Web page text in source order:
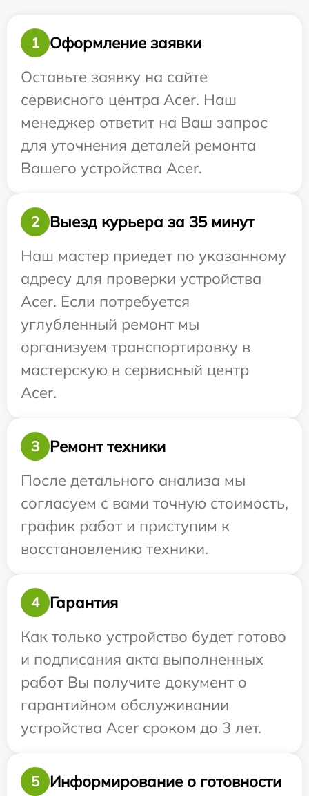
1
Оформление заявки
Оставьте заявку на сайте
сервисного центра Acer. Наш
менеджер ответит на Ваш запрос
для уточнения деталей ремонта
Вашего устройства Acer.
2
Выезд курьера за 35 минут
Наш мастер приедет по указанному
адресу для проверки устройства
Acer. Если потребуется
углубленный ремонт мы
организуем транспортировку в
мастерскую в сервисный центр
Acer.
3
Ремонт техники
После детального анализа мы
согласуем с вами точную стоимость,
график работ и приступим к
восстановлению техники.
4
Гарантия
Как только устройство будет готово
и подписания акта выполненных
работ Вы получите документ о
гарантийном обслуживании
устройства Acer сроком до 3 лет.
5 Информирование о готовности